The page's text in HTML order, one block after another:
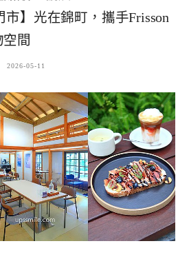
市】光在錦町，攜手Frisson
間
2026-05-11